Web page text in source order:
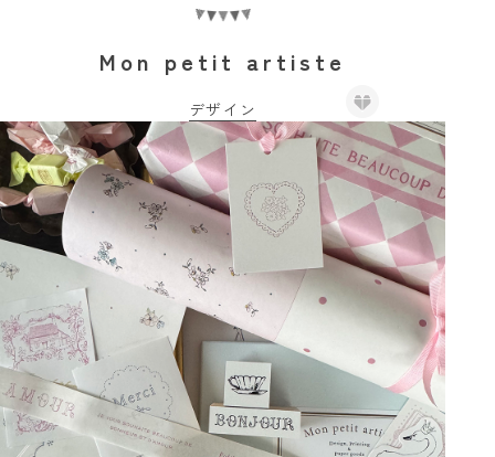
Mon petit artiste
デザイン